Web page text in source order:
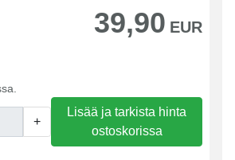
39,90 EUR
+
Lisää ja tarkista hinta
ostoskorissa